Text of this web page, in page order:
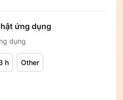
ứng dụng
dụng
h Other